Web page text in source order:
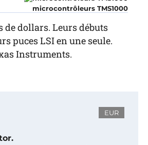
microcontrôleurs TMS1000
dollars. Leurs débuts
puces LSI en une seule.
Instruments.
EUR